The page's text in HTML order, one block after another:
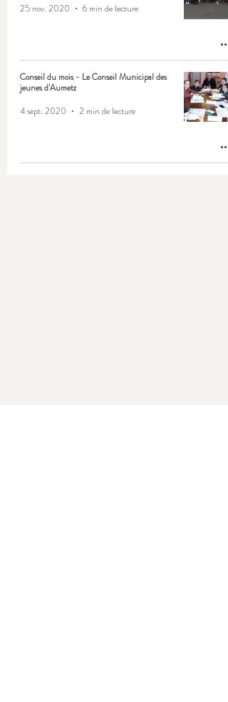
25 nov. 2020
6 min de lecture
Conseil du mois - Le Conseil Municipal des
jeunes d'Aumetz
4 sept. 2020
2 min de lecture